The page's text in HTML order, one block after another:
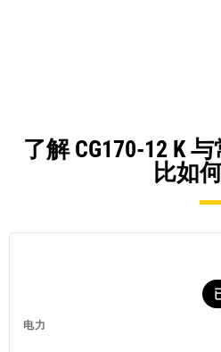
了解 CG170-12 K
比如何
电力